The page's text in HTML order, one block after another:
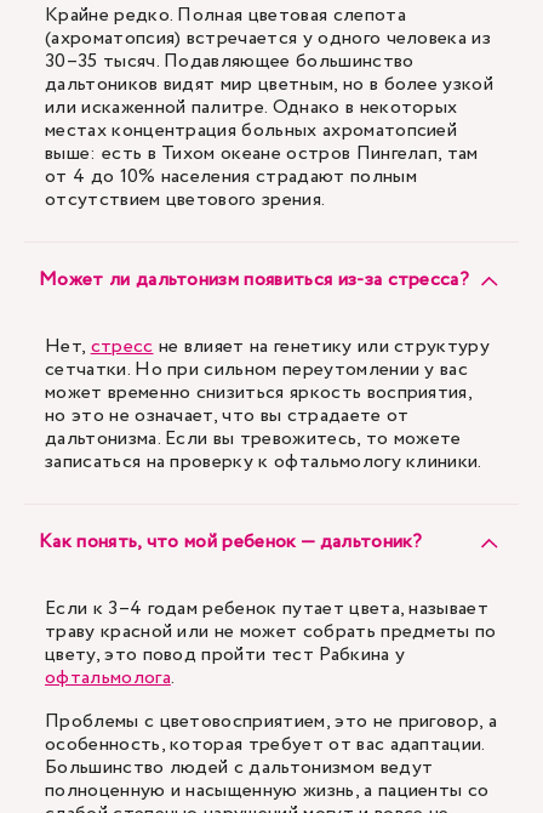
Крайне редко. Полная цветовая слепота
(ахроматопсия) встречается у одного человека из
30–35 тысяч. Подавляющее большинство
дальтоников видят мир цветным, но в более узкой
или искаженной палитре. Однако в некоторых
местах концентрация больных ахроматопсией
выше: есть в Тихом океане остров Пингелап, там
от 4 до 10% населения страдают полным
отсутствием цветового зрения.
Может ли дальтонизм появиться из-за стресса?
Нет,стрессне влияет на генетику или структуру
сетчатки. Но при сильном переутомлении у вас
может временно снизиться яркость восприятия,
но это не означает, что вы страдаете от
дальтонизма. Если вы тревожитесь, то можете
записаться на проверку к офтальмологу клиники.
Как понять, что мой ребенок — дальтоник?
Если к 3–4 годам ребенок путает цвета, называет
траву красной или не может собрать предметы по
цвету, это повод пройти тест Рабкина у
офтальмолога.
Проблемы с цветовосприятием, это не приговор, а
особенность, которая требует от вас адаптации.
Большинство людей с дальтонизмом ведут
полноценную и насыщенную жизнь, а пациенты со